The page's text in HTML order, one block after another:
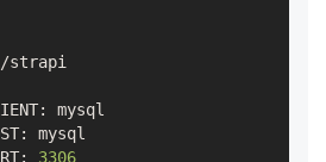
strapi
mysql
mysql
3306